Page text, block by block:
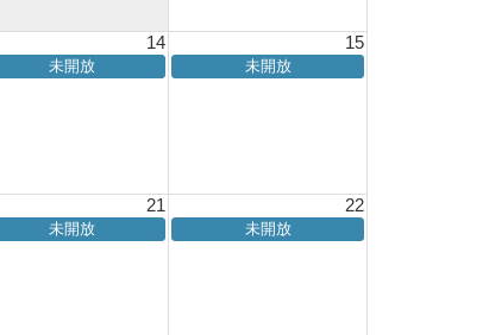
未開放 未開放
未開放 未開放
14 15
21 22